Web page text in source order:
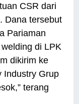
CSR dari
Dana tersebut
Pariaman
di LPK
dikirim ke
Industry Grup
terang